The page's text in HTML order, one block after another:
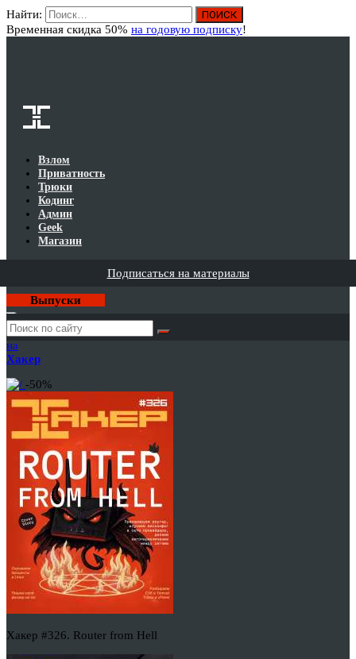
Найти:
Временная скидка 50% на годовую подписку!
Взлом
Приватность
Трюки
Кодинг
Админ
Geek
Магазин
Подписаться на материалы
Выпуски
Годовая
подписка
на
Хакер
-50%
Хакер #326. Router from Hell